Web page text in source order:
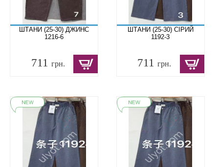
ШТАНИ (25-30) ДЖИНС
1216-6
711 грн.
ШТАНИ (25-30) СІРИЙ
1192-3
711грн.